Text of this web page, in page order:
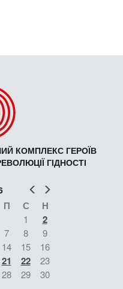
КОМПЛЕКС ГЕРОЇВ
ГІДНОСТІ
Попер
П С Н
1 2
7 8
9
14 15
16
21 22
23
28 29
30